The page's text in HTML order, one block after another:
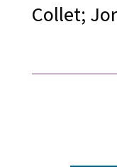
Collet;